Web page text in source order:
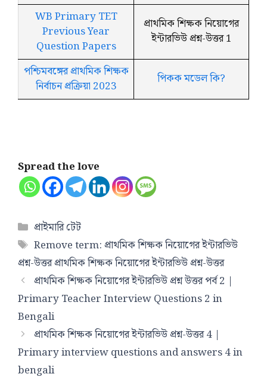
WB Primary TET
Previous Year
Question Papers
প্রাথমিক শিক্ষক নিয়োগের
ইন্টারভিউ প্রশ্ন-উত্তর 1
পশ্চিমবঙ্গের প্রাথমিক শিক্ষক
নির্বাচন প্রক্রিয়া 2023
পিকক মডেল কি?
Spread the love
Categories
প্রাইমারি টেট
Tags
Remove term: প্রাথমিক শিক্ষক নিয়োগের ইন্টারভিউ
প্রশ্ন-উত্তর প্রাথমিক শিক্ষক নিয়োগের ইন্টারভিউ প্রশ্ন-উত্তর
প্রাথমিক শিক্ষক নিয়োগের ইন্টারভিউ প্রশ্ন উত্তর পর্ব 2 |
Primary Teacher Interview Questions 2 in
Bengali
প্রাথমিক শিক্ষক নিয়োগের ইন্টারভিউ প্রশ্ন-উত্তর 4 |
Primary interview questions and answers 4 in
bengali